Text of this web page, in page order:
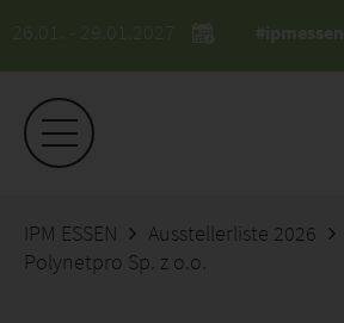
26.01. - 29.01.2027 #ipmessen
IPM ESSEN
Ausstellerliste 2026
Polynetpro Sp. z o.o.